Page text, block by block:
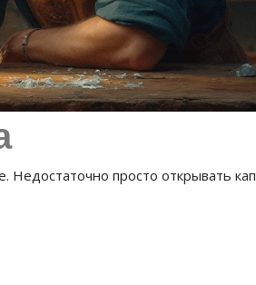
Недостаточно просто открывать